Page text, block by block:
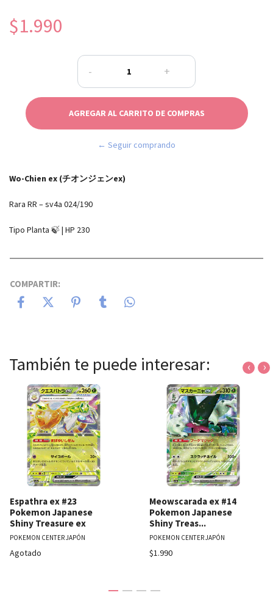
$1.990
- +
← Seguir comprando
Wo-Chien ex (チオンジェンex)
Rara RR – sv4a 024/190
Tipo Planta 🍃 | HP 230
COMPARTIR:
También te puede interesar:
Espathra ex #23
Pokemon Japanese
Shiny Treasure ex
POKEMON CENTER JAPÓN
Agotado
Meowscarada ex #14
Pokemon Japanese
Shiny Treas...
POKEMON CENTER JAPÓN
$1.990
‹ ›